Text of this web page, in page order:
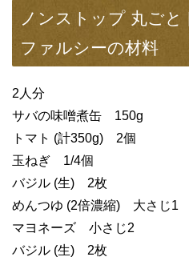
ノンストップ 丸ご
ファルシーの材料
2人分
サバの味噌煮缶 150g
トマト (計350g) 2個
玉ねぎ 1/4個
バジル (生) 2枚
めんつゆ (2倍濃縮) 大さじ1
マヨネーズ 小さじ2
バジル (生) 2枚